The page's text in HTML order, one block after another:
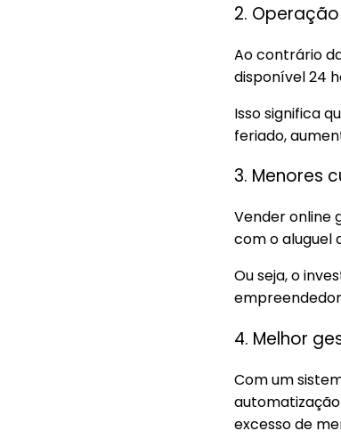
2.
Ao contrário
disponível 24
Isso significa
feriado,
3. Menores
Vender online
com o aluguel
Ou seja, o
4. Melhor
Com um
excesso de